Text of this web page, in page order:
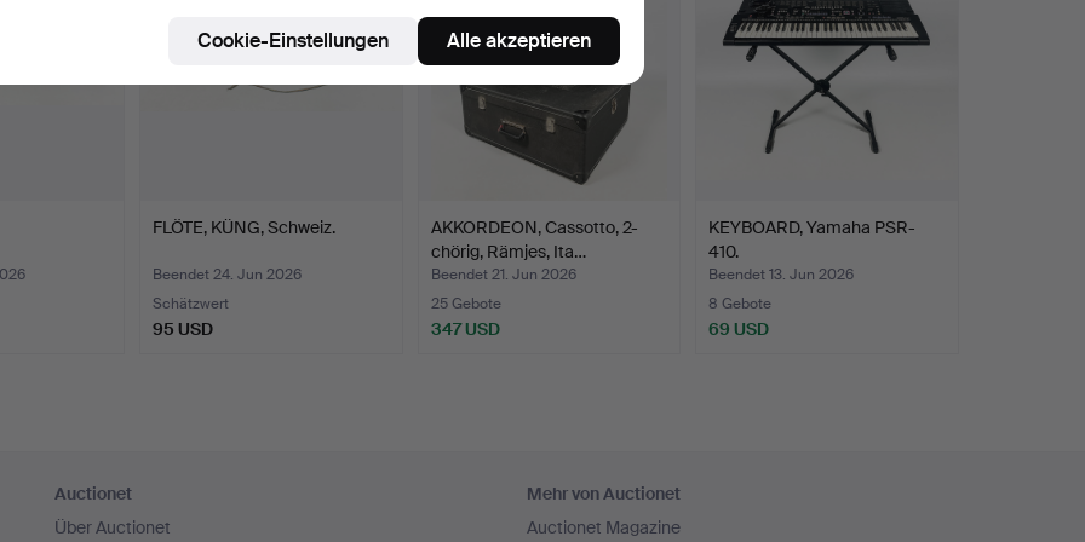
FLÖTE, KÜNG, Schweiz.
Beendet 24. Jun 2026
Schätzwert
95 USD
AKKORDEON, Cassotto, 2-
chörig, Rämjes, Ita…
Beendet 21. Jun 2026
25 Gebote
347 USD
KEYBOARD, Yamaha PSR-
410.
Beendet 13. Jun 2026
8 Gebote
69 USD
Auctionet
Über Auctionet
Mehr von Auctionet
Auctionet Magazine
Cookie-Einstellungen Alle akzeptieren